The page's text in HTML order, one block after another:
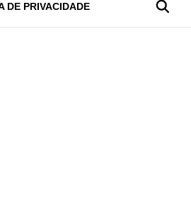
DE PRIVACIDADE